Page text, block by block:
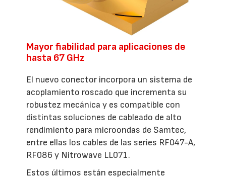
Mayor fiabilidad para aplicaciones de
hasta 67 GHz
El nuevo conector incorpora un sistema de
acoplamiento roscado que incrementa su
robustez mecánica y es compatible con
distintas soluciones de cableado de alto
rendimiento para microondas de Samtec,
entre ellas los cables de las series RF047-A,
RF086 y Nitrowave LL071.
Estos últimos están especialmente